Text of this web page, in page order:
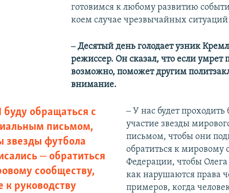
готовимся к любому развитию
коем случае чрезвычайных
‒ Десятый день голодает узник
режиссер. Он сказал, что если умрет
возможно, поможет другим
внимание.
буду обращаться с
письмом,
звезды футбола
‒ обратиться
сообществу,
к руководству
‒ У нас будет
участие звезды
письмом, чтобы они
обратиться к мировому
Федерации, чтобы
как нарушаются права
примеров, когда